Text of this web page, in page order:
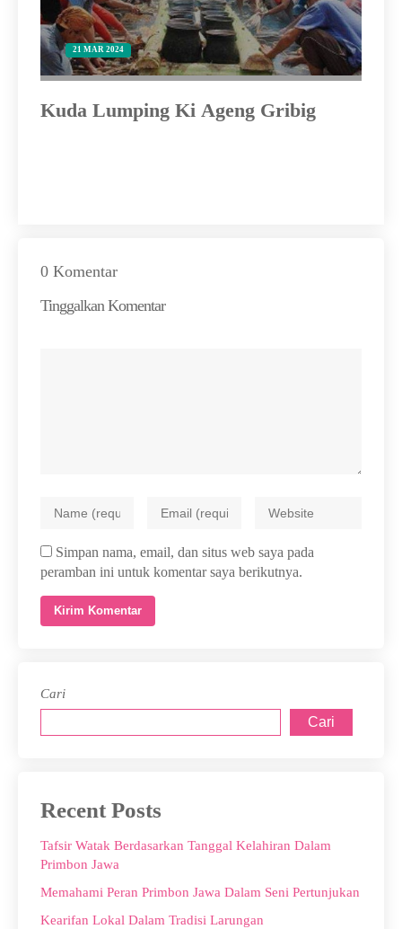
21 MAR 2024
Kuda Lumping Ki Ageng Gribig
0 Komentar
Tinggalkan Komentar
Simpan nama, email, dan situs web saya pada
peramban ini untuk komentar saya berikutnya.
Cari
Cari
Recent Posts
Tafsir Watak Berdasarkan Tanggal Kelahiran Dalam
Primbon Jawa
Memahami Peran Primbon Jawa Dalam Seni Pertunjukan
Kearifan Lokal Dalam Tradisi Larungan